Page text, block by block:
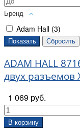
Бренд
Adam Hall (3)
ADAM HALL
двух разъемов
1 069 руб.
В корзину